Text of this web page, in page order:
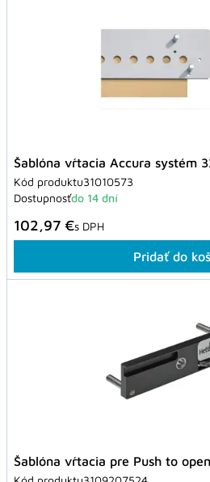
Šablóna vŕtacia Accura systém
Kód produktu31010573
Dostupnosťdo 14 dní
102,97 €s DPH
Pridať do
Šablóna vŕtacia pre Push to open